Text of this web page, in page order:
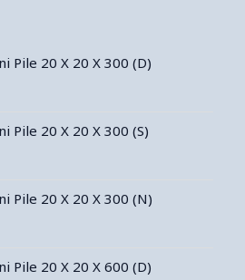
Pile 20 X 20 X 300 (D)
Pile 20 X 20 X 300 (S)
Pile 20 X 20 X 300 (N)
Pile 20 X 20 X 600 (D)